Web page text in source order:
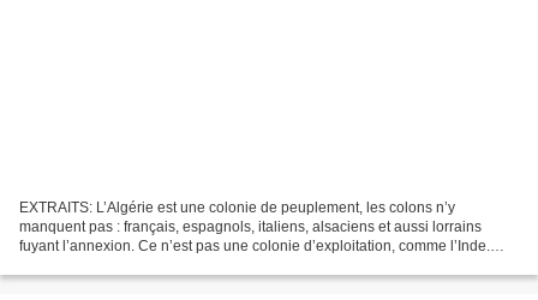
EXTRAITS: L’Algérie est une colonie de peuplement, les colons n’y
manquent pas : français, espagnols, italiens, alsaciens et aussi lorrains
fuyant l’annexion. Ce n’est pas une colonie d’exploitation, comme l’Inde.